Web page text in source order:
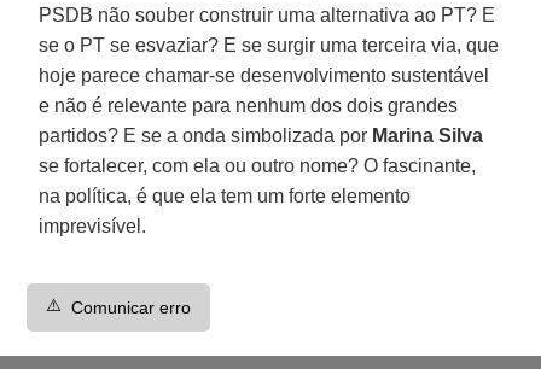
PSDB não souber construir uma alternativa ao PT? E
se o PT se esvaziar? E se surgir uma terceira via, que
hoje parece chamar-se desenvolvimento sustentável
e não é relevante para nenhum dos dois grandes
partidos? E se a onda simbolizada por Marina Silva
se fortalecer, com ela ou outro nome? O fascinante,
na política, é que ela tem um forte elemento
imprevisível.
⚠️ Comunicar erro